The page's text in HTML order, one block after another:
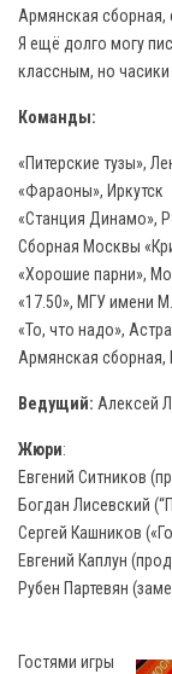
Армянская сборная,
Я ещё долго могу
классным, но
Команды:
«Питерские тузы»,
«Фараоны», Иркутск
«Станция Динамо»,
Сборная Москвы
«Хорошие парни»,
«17.50», МГУ имени
«То, что надо»,
Армянская сборная,
Ведущий: Алексей
Жюри:
Евгений Ситников
Богдан Лисевский
Сергей Кашников
Евгений Каплун
Рубен Партевян
Гостями игры